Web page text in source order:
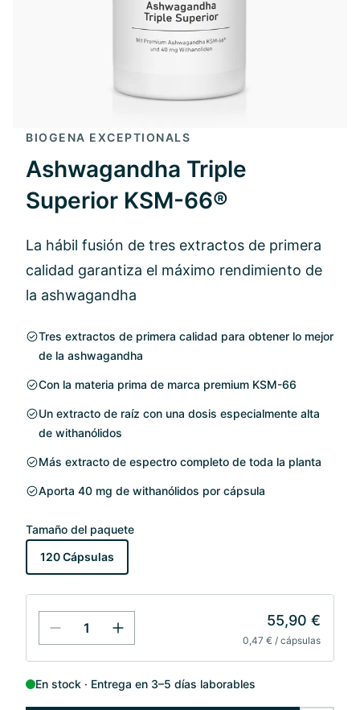
BIOGENA EXCEPTIONALS
Ashwagandha Triple
Superior KSM-66®
La hábil fusión de tres extractos de primera
calidad garantiza el máximo rendimiento de
la ashwagandha
Tres extractos de primera calidad para obtener lo mejor
de la ashwagandha
Con la materia prima de marca premium KSM-66
Un extracto de raíz con una dosis especialmente alta
de withanólidos
Más extracto de espectro completo de toda la planta
Aporta 40 mg de withanólidos por cápsula
Tamaño del paquete
120 Cápsulas
55,90 €
0,47 € / cápsulas
En stock Entrega en 3–5 días laborables